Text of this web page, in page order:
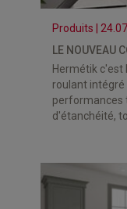
Produits |
LE NOUVEAU
Hermétik
roulant
performances
d'étanchéité,